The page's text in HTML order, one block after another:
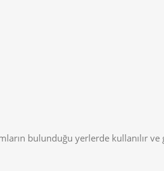
bulunduğu yerlerde kullanılır